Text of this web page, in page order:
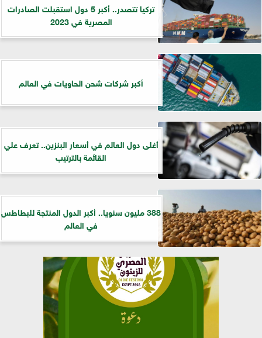
تركيا تتصدر.. أكبر 5 دول استقبلت الصادرات
المصرية في 2023
أكبر شركات شحن الحاويات في العالم
أغلى دول العالم في أسعار البنزين.. تعرف علي
القائمة بالترتيب
388 مليون سنويا.. أكبر الدول المنتجة للبطاطس
في العالم